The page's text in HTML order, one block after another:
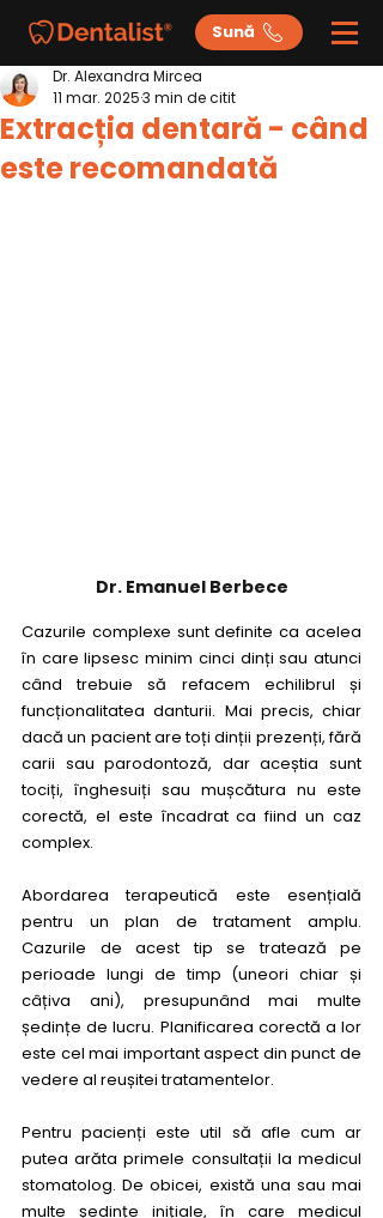
Sună
Extracția dentară - când
este recomandată
Dr. Alexandra Mircea
11 mar. 20253 min de citit
Dr. Emanuel Berbece
Cazurile complexe sunt definite ca acelea
în care lipsesc minim cinci dinți sau atunci
când trebuie să refacem echilibrul și
funcționalitatea danturii. Mai precis, chiar
dacă un pacient are toți dinții prezenți, fără
carii sau parodontoză, dar aceștia sunt
tociți, înghesuiți sau mușcătura nu este
corectă, el este încadrat ca fiind un caz
complex.
Abordarea terapeutică este esențială
pentru un plan de tratament amplu.
Cazurile de acest tip se tratează pe
perioade lungi de timp (uneori chiar și
câțiva ani), presupunând mai multe
ședințe de lucru. Planificarea corectă a lor
este cel mai important aspect din punct de
vedere al reușitei tratamentelor.
Pentru pacienți este util să afle cum ar
putea arăta primele consultații la medicul
stomatolog. De obicei, există una sau mai
multe ședințe inițiale, în care medicul